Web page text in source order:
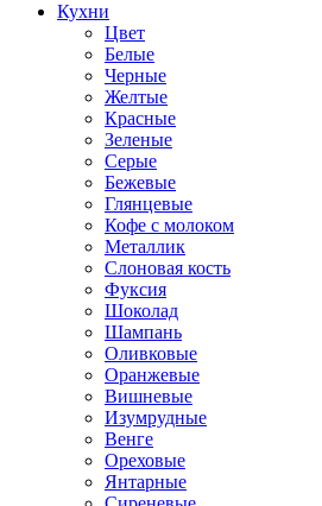
Кухни
Цвет
Белые
Черные
Желтые
Красные
Зеленые
Серые
Бежевые
Глянцевые
Кофе с молоком
Металлик
Слоновая кость
Фуксия
Шоколад
Шампань
Оливковые
Оранжевые
Вишневые
Изумрудные
Венге
Ореховые
Янтарные